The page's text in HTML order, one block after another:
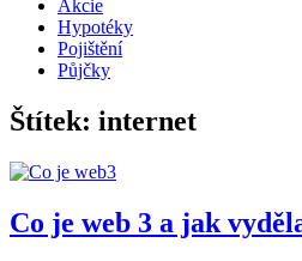
Akcie
Hypotéky
Pojištění
Půjčky
Štítek: internet
Co je web 3 a jak